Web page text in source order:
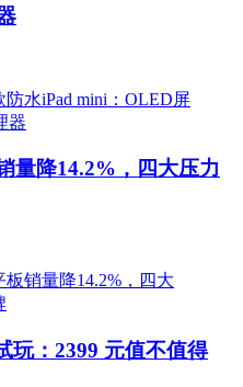
量降14.2%，四大压力
玩：2399 元值不值得